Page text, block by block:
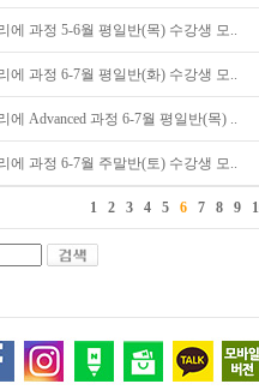
에 과정 5-6월 평일반(목) 수강생 모..
에 과정 6-7월 평일반(화) 수강생 모..
에 Advanced 과정 6-7월 평일반(목) ..
에 과정 6-7월 주말반(토) 수강생 모..
1 2 3 4 5 6 7 8 9